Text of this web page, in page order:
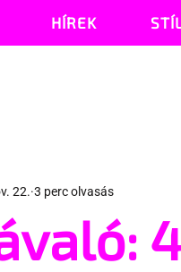
HÍREK
22. 3 perc olvasás